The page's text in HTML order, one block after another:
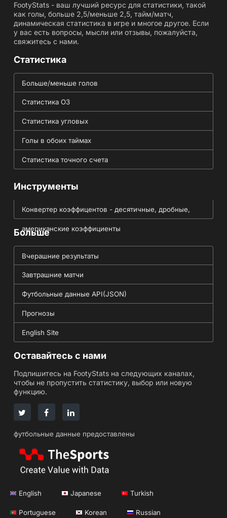
FootyStats - ваш лучший ресурс для статистики, такой
как голы, больше 2,5/меньше 2,5, тайм/матч,
динамическая статистика в игре и многое другое. Если
у вас есть вопросы, мысли или отзывы, пожалуйста,
свяжитесь с нами.
Статистика
Больше/меньше голов
Статистика ОЗ
Статистика угловых
Голы в обоих таймах
Статистика точного счета
Инструменты
Конвертер коэффицентов - десятичные, дробные,
американские коэффициенты
Больше
Вчерашние результаты
Завтрашние матчи
Футбольные данные API(JSON)
Прогнозы
English Site
Оставайтесь с нами
Подпишитесь на FootyStats на следующих каналах,
чтобы не пропустить статистику, выбор или новую
функцию.
футбольные данные предоставлены
English Japanese Turkish
Portuguese Korean Russian